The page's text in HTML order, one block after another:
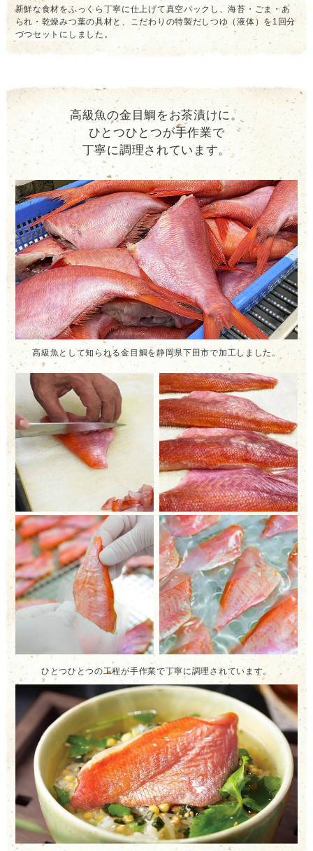
新鮮な食材をふっくら丁寧に仕上げて真空パックし、海苔・ごま・あ
られ・乾燥みつ葉の具材と、こだわりの特製だしつゆ（液体）を1回分
づつセットにしました。
高級魚の金目鯛をお茶漬けに。
ひとつひとつが手作業で
丁寧に調理されています。
高級魚として知られる金目鯛を静岡県下田市で加工しました。
ひとつひとつの工程が手作業で丁寧に調理されています。